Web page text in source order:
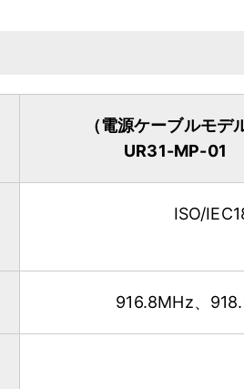
（電源ケーブルモデ
UR31-MP-01
ISO/
916.8MHz、